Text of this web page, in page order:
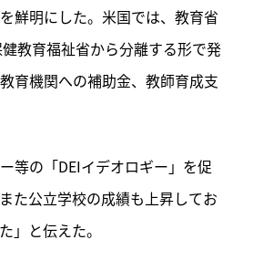
鮮明にした。米国では、教育省
教育福祉省から分離する形で発
育機関への補助金、教師育成支
等の「DEIイデオロギー」を促
た公立学校の成績も上昇してお
」と伝えた。